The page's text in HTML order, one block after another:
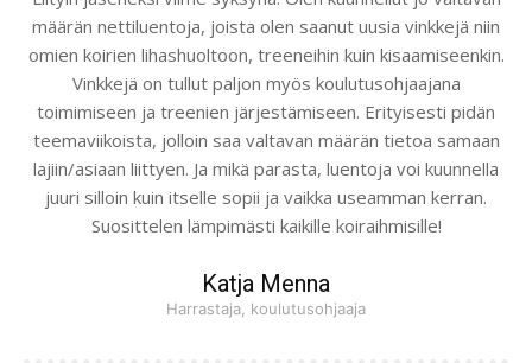
määrän nettiluentoja, joista olen saanut uusia vinkkejä niin
omien koirien lihashuoltoon, treeneihin kuin kisaamiseenkin.
Vinkkejä on tullut paljon myös koulutusohjaajana
toimimiseen ja treenien järjestämiseen. Erityisesti pidän
teemaviikoista, jolloin saa valtavan määrän tietoa samaan
lajiin/asiaan liittyen. Ja mikä parasta, luentoja voi kuunnella
juuri silloin kuin itselle sopii ja vaikka useamman kerran.
Suosittelen lämpimästi kaikille koiraihmisille!
Katja Menna
Harrastaja, koulutusohjaaja